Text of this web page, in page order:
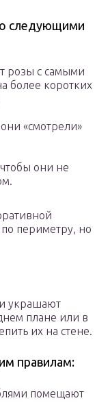
следующими
розы с самыми
более коротких
«смотрели»
они не
периметру, но
украшают
плане или в
их на стене.
правилам:
помещают